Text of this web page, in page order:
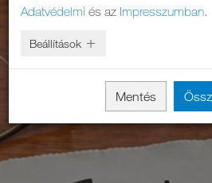
Adatvédelmi és az Impresszumban.
Beállítások
Mentés